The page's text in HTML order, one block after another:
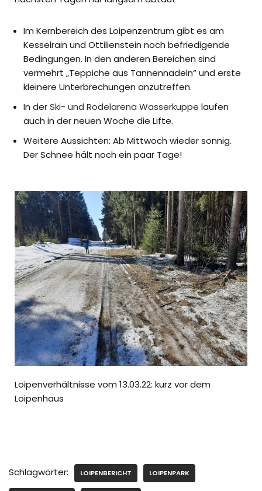
Im Kernbereich des Loipenzentrum gibt es am
Kesselrain und Ottilienstein noch befriedigende
Bedingungen. In den anderen Bereichen sind
vermehrt „Teppiche aus Tannennadeln“ und erste
kleinere Unterbrechungen anzutreffen.
In derSki- und Rodelarena Wasserkuppe laufen
auch in der neuen Woche die Lifte.
Weitere Aussichten: Ab Mittwoch wieder sonnig.
Der Schnee hält noch ein paar Tage!
Loipenverhältnisse vom 13.03.22: kurz vor dem
Loipenhaus
Schlagwörter: LOIPENBERICHT LOIPENPARK